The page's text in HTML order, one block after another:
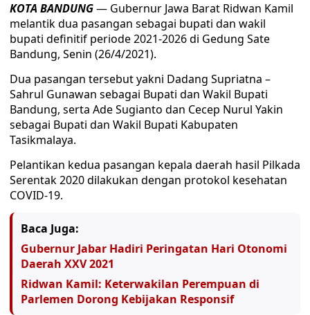
KOTA BANDUNG— Gubernur Jawa Barat Ridwan Kamil
melantik dua pasangan sebagai bupati dan wakil
bupati definitif periode 2021-2026 di Gedung Sate
Bandung, Senin (26/4/2021).
Dua pasangan tersebut yakni Dadang Supriatna –
Sahrul Gunawan sebagai Bupati dan Wakil Bupati
Bandung, serta Ade Sugianto dan Cecep Nurul Yakin
sebagai Bupati dan Wakil Bupati Kabupaten
Tasikmalaya.
Pelantikan kedua pasangan kepala daerah hasil Pilkada
Serentak 2020 dilakukan dengan protokol kesehatan
COVID-19.
Baca Juga:
Gubernur Jabar Hadiri Peringatan Hari Otonomi
Daerah XXV 2021
Ridwan Kamil: Keterwakilan Perempuan di
Parlemen Dorong Kebijakan Responsif